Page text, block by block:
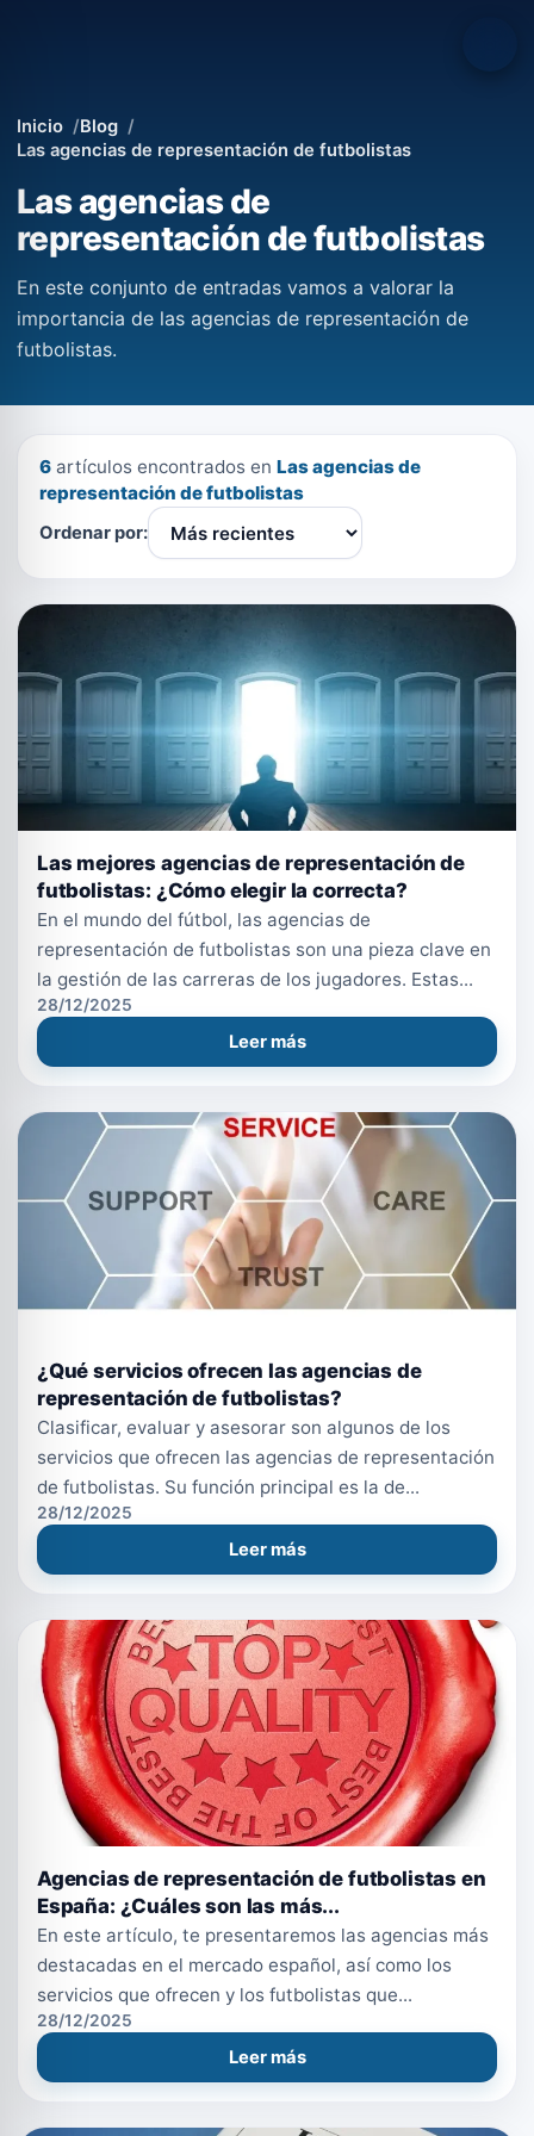
Inicio
Blog
Las agencias de representación de futbolistas
Las agencias de
representación de futbolistas
En este conjunto de entradas vamos a valorar la
importancia de las agencias de representación de
futbolistas.
6 artículos encontrados en Las agencias de
representación de futbolistas
Ordenar por:
Las mejores agencias de representación de
futbolistas: ¿Cómo elegir la correcta?
En el mundo del fútbol, las agencias de
representación de futbolistas son una pieza clave en
la gestión de las carreras de los jugadores. Estas...
28/12/2025
Leer más
¿Qué servicios ofrecen las agencias de
representación de futbolistas?
Clasificar, evaluar y asesorar son algunos de los
servicios que ofrecen las agencias de representación
de futbolistas. Su función principal es la de...
28/12/2025
Leer más
Agencias de representación de futbolistas en
España: ¿Cuáles son las más...
En este artículo, te presentaremos las agencias más
destacadas en el mercado español, así como los
servicios que ofrecen y los futbolistas que...
28/12/2025
Leer más